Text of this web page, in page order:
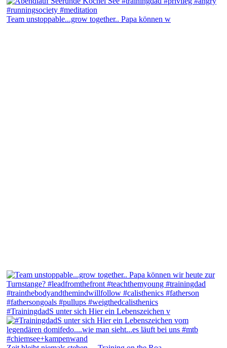
Team unstoppable...grow together.. Papa können w
#TrainingdadS unter sich Hier ein Lebenszeichen v